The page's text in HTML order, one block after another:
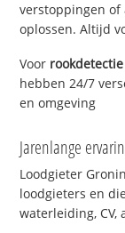
verstoppingen of
oplossen. Altijd
Voor rookdetectie
hebben 24/7
en omgeving
Jarenlange
Loodgieter
loodgieters en
waterleiding, CV,